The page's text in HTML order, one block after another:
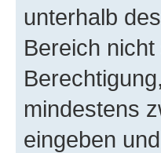
unterhalb
Bereich
mindestens
eingeben